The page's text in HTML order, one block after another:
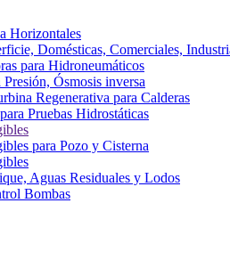
Horizontales
Domésticas, Comerciales,
para Hidroneumáticos
Ósmosis inversa
Regenerativa para Calderas
Pruebas Hidrostáticas
para Pozo y Cisterna
Aguas Residuales y Lodos
Bombas